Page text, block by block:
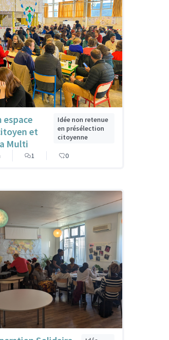
espace
et
Multi
Idée non retenue
en présélection
citoyenne
1 0